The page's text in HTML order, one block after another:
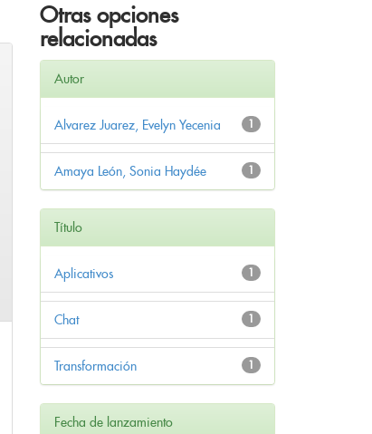
Otras opciones
relacionadas
Autor
1
Alvarez Juarez, Evelyn Yecenia
1
Amaya León, Sonia Haydée
Título
1
Aplicativos
1
Chat
1
Transformación
Fecha de lanzamiento